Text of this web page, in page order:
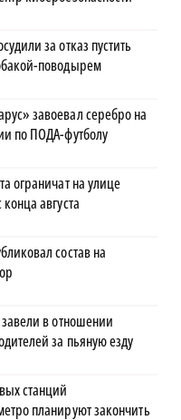
за отказ пустить
поводырем
завоевал серебро на
по ПОДА-футболу
ограничат на улице
августа
состав на
в отношении
за пьяную езду
станций
планируют закончить